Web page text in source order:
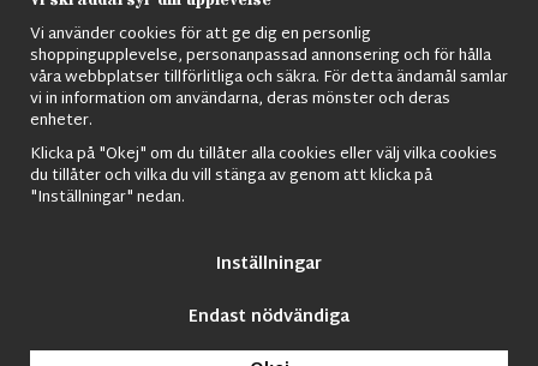
Prenumerera
Nordens största utbud avMilitärkläder,M90 kläder,Militärtöverskott,
Militärutrustning
Vintage Army kläder,Sjömanskläder
mycket mer..
© 2009 Nordic Army Gross HB All Rights Reserved.
Vi använder cookies för att ge dig en personlig
shoppingupplevelse, personanpassad annonsering och för hålla
våra webbplatser tillförlitliga och säkra. För detta ändamål samlar
vi in information om användarna, deras mönster och deras
enheter.
Klicka på "Okej" om du tillåter alla cookies eller välj vilka cookies
du tillåter och vilka du vill stänga av genom att klicka på
"Inställningar" nedan.
Inställningar
Endast nödvändiga